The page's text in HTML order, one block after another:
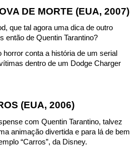
DE MORTE (EUA, 2007)
que tal agora uma dica de outro
então de Quentin Tarantino?
conta a história de um serial
dentro de um Dodge Charger
(EUA, 2006)
com Quentin Tarantino, talvez
animação divertida e para lá de bem
“Carros”, da Disney.